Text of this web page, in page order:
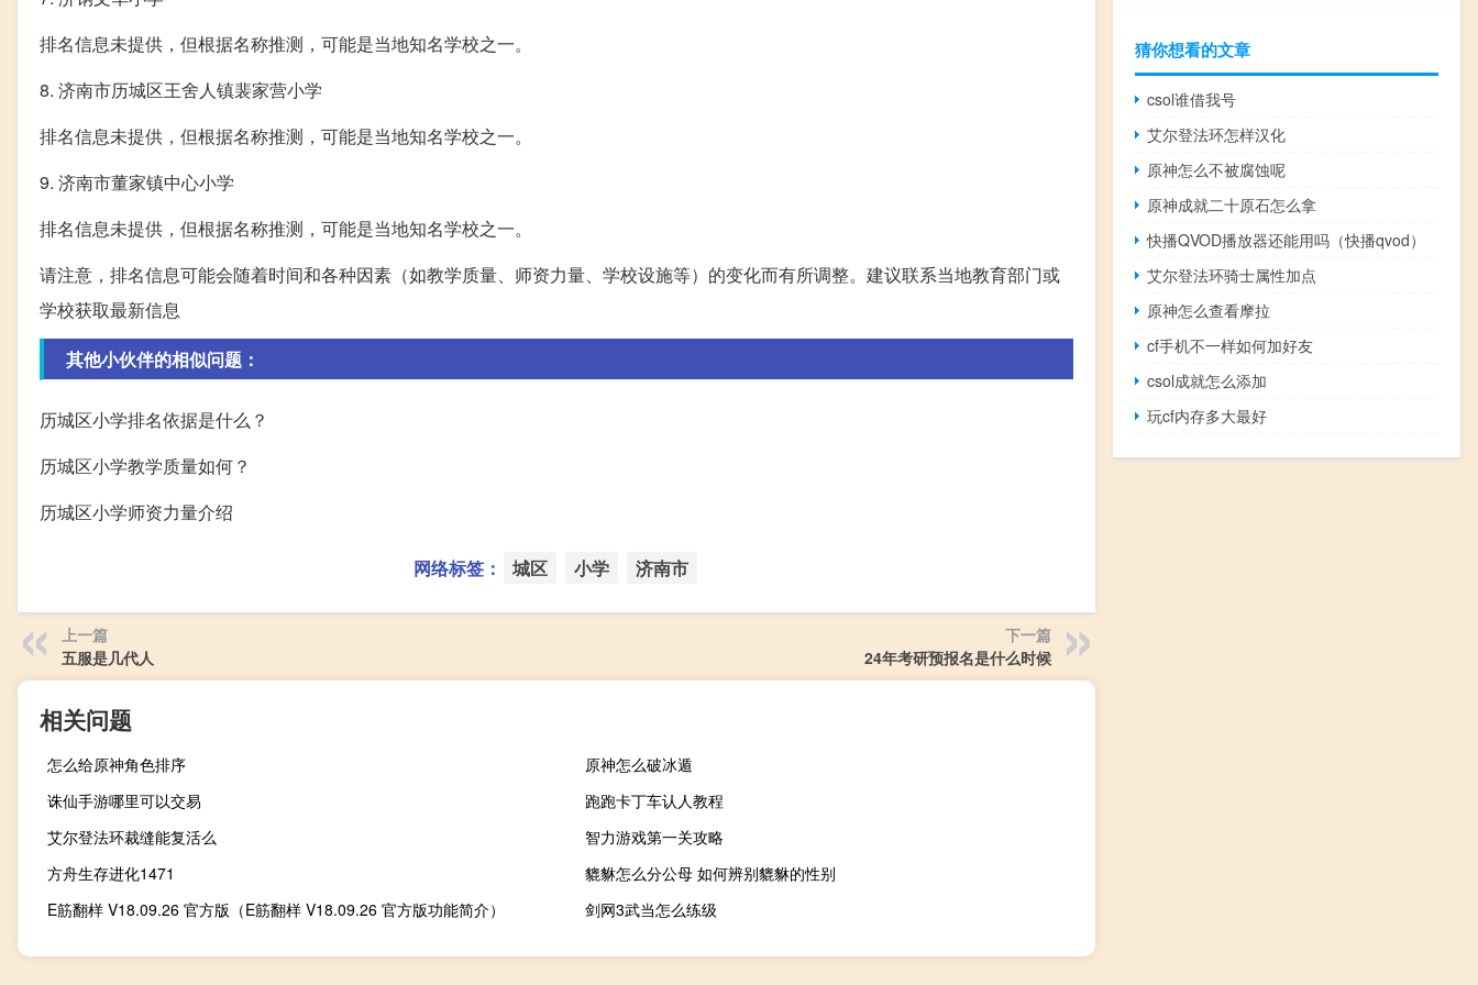
排名信息未提供，但根据名称推测，可能是当地知名学校之一。
8. 济南市历城区王舍人镇裴家营小学
排名信息未提供，但根据名称推测，可能是当地知名学校之一。
9. 济南市董家镇中心小学
排名信息未提供，但根据名称推测，可能是当地知名学校之一。
请注意，排名信息可能会随着时间和各种因素（如教学质量、师资力量、学校设施等）的变化而有所调整。建议联系当地教育部门或
学校获取最新信息
其他小伙伴的相似问题：
历城区小学排名依据是什么？
历城区小学教学质量如何？
历城区小学师资力量介绍
网络标签： 城区 小学 济南市
上一篇
五服是几代人
下一篇
24年考研预报名是什么时候
相关问题
怎么给原神角色排序
原神怎么破冰遁
诛仙手游哪里可以交易
跑跑卡丁车认人教程
艾尔登法环裁缝能复活么
智力游戏第一关攻略
方舟生存进化1471
貔貅怎么分公母 如何辨别貔貅的性别
E筋翻样 V18.09.26 官方版（E筋翻样 V18.09.26 官方版功能简介）
剑网3武当怎么练级
猜你想看的文章
csol谁借我号
艾尔登法环怎样汉化
原神怎么不被腐蚀呢
原神成就二十原石怎么拿
快播QVOD播放器还能用吗（快播qvod）
艾尔登法环骑士属性加点
原神怎么查看摩拉
cf手机不一样如何加好友
csol成就怎么添加
玩cf内存多大最好